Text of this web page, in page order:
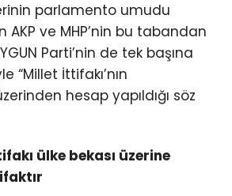
parlamento umudu
AKP ve MHP’nin bu tabandan
Parti’nin de tek başına
“Millet İttifakı’nın
hesap yapıldığı söz
ülke bekası üzerine